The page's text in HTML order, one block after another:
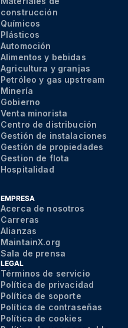
construcción
Químicos
Plásticos
Automoción
Alimentos y bebidas
Agricultura y granjas
Petróleo y gas upstream
Minería
Gobierno
Venta minorista
Centro de distribución
Gestión de instalaciones
Gestión de propiedades
Gestion de flota
Hospitalidad
EMPRESA
Acerca de nosotros
Carreras
Alianzas
MaintainX.org
Sala de prensa
LEGAL
Términos de servicio
Política de privacidad
Política de soporte
Política de contraseñas
Política de cookies